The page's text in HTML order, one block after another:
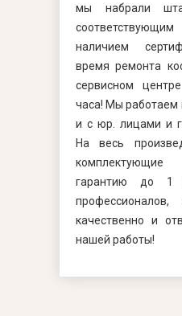
мы набрали
наличием
время ремонта
сервисном
часа! Мы работаем
и с юр. лицами и
На весь
гарантию до 1
качественно и
нашей работы!